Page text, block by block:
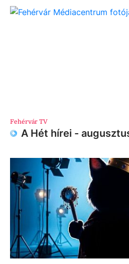
Fehérvár TV
A Hét hírei -